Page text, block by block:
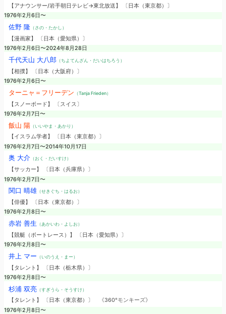
【アナウンサー/岩手朝日テレビ→東北放送】 〔日本（東京都）〕
1976年2月6日〜
佐野 隆（さの・たかし）
【漫画家】 〔日本（愛知県）〕
1976年2月6日〜2024年8月28日
千代天山 大八郎（ちよてんざん・だいはちろう）
【相撲】 〔日本（大阪府）〕
1976年2月6日〜
ターニャ＝フリーデン （Tanja Frieden）
【スノーボード】 〔スイス〕
1976年2月7日〜
飯山 陽（いいやま・あかり）
【イスラム学者】 〔日本（東京都）〕
1976年2月7日〜2014年10月17日
奥 大介（おく・だいすけ）
【サッカー】 〔日本（兵庫県）〕
1976年2月7日〜
関口 晴雄（せきぐち・はるお）
【俳優】 〔日本（東京都）〕
1976年2月8日〜
赤岩 善生 （あかいわ・よしお）
【競艇（ボートレース）】 〔日本（愛知県）〕
1976年2月8日〜
井上 マー （いのうえ・まー）
【タレント】 〔日本（栃木県）〕
1976年2月8日〜
杉浦 双亮（すぎうら・そうすけ）
【タレント】 〔日本（東京都）〕
《360°モンキーズ》
1976年2月8日〜